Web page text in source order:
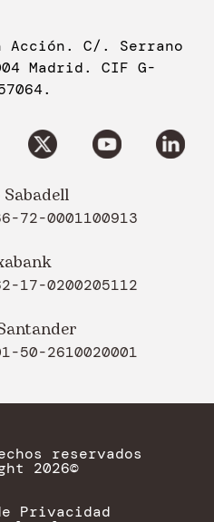
Acción. C/. Serrano
Madrid. CIF G-
72-0001100913
17-0200205112
50-2610020001
reservados
2026©
Privacidad